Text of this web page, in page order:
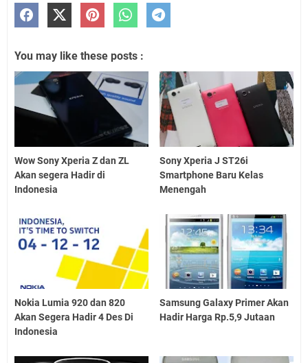
You may like these posts :
Wow Sony Xperia Z dan ZL
Akan segera Hadir di
Indonesia
Sony Xperia J ST26i
Smartphone Baru Kelas
Menengah
Nokia Lumia 920 dan 820
Akan Segera Hadir 4 Des Di
Indonesia
Samsung Galaxy Primer Akan
Hadir Harga Rp.5,9 Jutaan